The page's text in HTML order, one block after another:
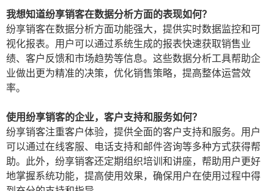
我想知道纷享销客在数据分析方面的表现如何？
纷享销客在数据分析方面功能强大，提供实时数据监控和可
视化报表。用户可以通过系统生成的报表快速获取销售业
绩、客户反馈和市场趋势等信息。这些数据分析工具帮助企
业做出更为精准的决策，优化销售策略，提高整体运营效
率。
使用纷享销客的企业，客户支持和服务如何？
纷享销客注重客户体验，提供全面的客户支持和服务。用户
可以通过在线客服、电话支持和邮件咨询等多种方式获得帮
助。此外，纷享销客还定期组织培训和讲座，帮助用户更好
地掌握系统功能，提高使用效果，确保用户在使用过程中得